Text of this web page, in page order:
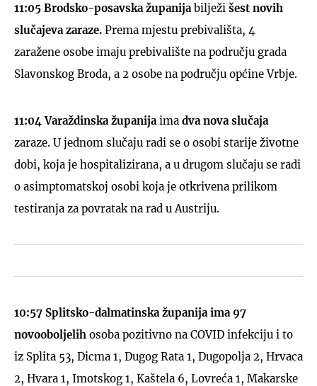
11:05 Brodsko-posavska županija bilježi šest novih
slučajeva zaraze. Prema mjestu prebivališta, 4
zaražene osobe imaju prebivalište na području grada
Slavonskog Broda, a 2 osobe na području općine Vrbje.
11:04Varaždinska županija ima dva nova slučaja
zaraze. U jednom slučaju radi se o osobi starije životne
dobi, koja je hospitalizirana, a u drugom slučaju se radi
o asimptomatskoj osobi koja je otkrivena prilikom
testiranja za povratak na rad u Austriju.
10:57 Splitsko-dalmatinska županija ima 97
novooboljelih osoba pozitivno na COVID infekciju i to
iz Splita 53, Dicma 1, Dugog Rata 1, Dugopolja 2, Hrvaca
2, Hvara 1, Imotskog 1, Kaštela 6, Lovreća 1, Makarske